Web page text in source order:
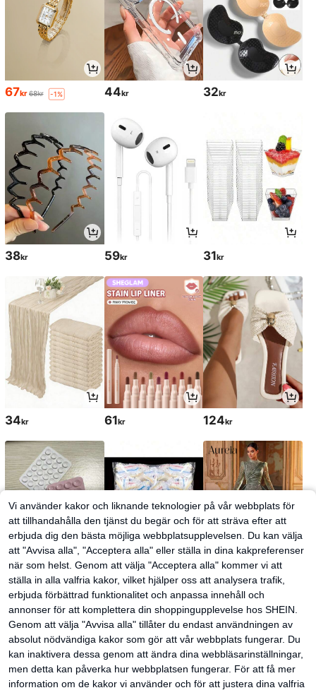
67kr 68kr -1% 44kr 32kr
38kr 59kr 31kr
34kr 61kr 124kr
28kr 30 kr 2 139kr
Vi använder kakor och liknande teknologier på vår webbplats för
att tillhandahålla den tjänst du begär och för att sträva efter att
erbjuda dig den bästa möjliga webbplatsupplevelsen. Du kan välja
att "Avvisa alla", "Acceptera alla" eller ställa in dina kakpreferenser
när som helst. Genom att välja "Acceptera alla" kommer vi att
ställa in alla valfria kakor, vilket hjälper oss att analysera trafik,
erbjuda förbättrad funktionalitet och anpassa innehåll och
annonser för att komplettera din shoppingupplevelse hos SHEIN.
Genom att välja "Avvisa alla" tillåter du endast användningen av
absolut nödvändiga kakor som gör att vår webbplats fungerar. Du
kan inaktivera dessa genom att ändra dina webbläsarinställningar,
men detta kan påverka hur webbplatsen fungerar. För att få mer
information om de kakor vi använder och för att justera dina valfria